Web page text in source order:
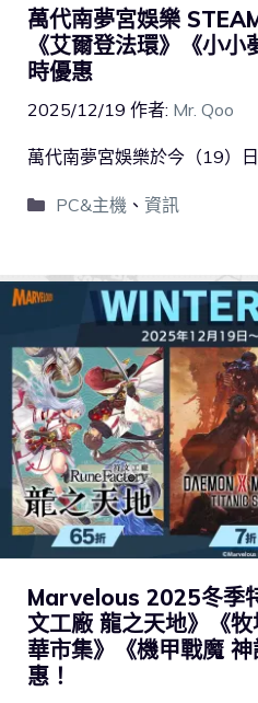
萬代南夢宮娛樂
《艾爾登法環》《小
時優惠
2025/12/19 作者: Mr. Qoo
萬代南夢宮娛樂於今（19）
PC&主機、 資訊
Marvelous 2025冬季
文工廠 龍之天地》《
華市集》《機甲戰魔
惠！